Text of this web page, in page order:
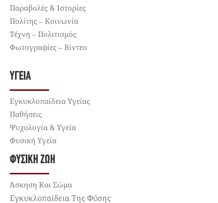
Παραβολές & Ιστορίες
Πολίτης – Κοινωνία
Τέχνη – Πολιτισμός
Φωτογραφίες – Βίντεο
ΥΓΕΊΑ
Εγκυκλοπαίδεια Υγείας
Παθήσεις
Ψυχολογία & Υγεία
Φυσική Υγεία
ΦΥΣΙΚΉ ΖΩΉ
Άσκηση Και Σώμα
Εγκυκλοπαίδεια Της Φύσης